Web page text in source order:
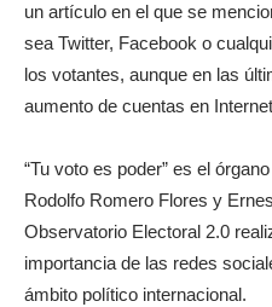
un artículo en el que se
sea Twitter, Facebook o
los votantes, aunque en las
aumento de cuentas en
“Tu voto es poder” es el
Rodolfo Romero Flores y
Observatorio Electoral 2.0
importancia de las redes
ámbito político internacional.